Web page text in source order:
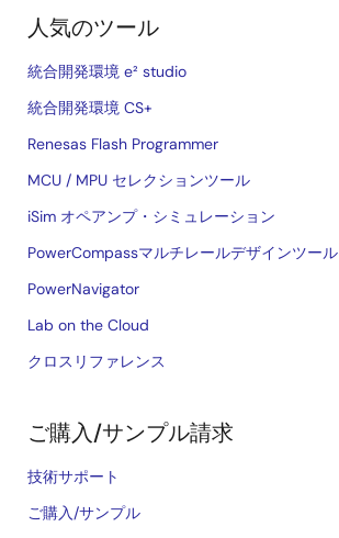
人気のツール
統合開発環境 e² studio
統合開発環境 CS+
Renesas Flash Programmer
MCU / MPU セレクションツール
iSim オペアンプ・シミュレーション
PowerCompassマルチレールデザインツール
PowerNavigator
Lab on the Cloud
クロスリファレンス
ご購入/サンプル請求
技術サポート
ご購入/サンプル